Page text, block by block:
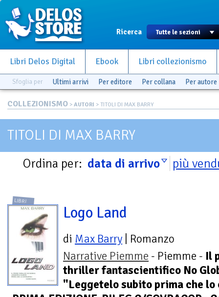
Ricerca
Libri Delos Digital Ebook Libri collezionismo
Sfoglia per Ultimi arrivi Per editore Per collana Per autore
COLLEZIONISMO > AUTORI > TITOLI DI MAX BARRY
TITOLI DI MAX BARRY
Ordina per: data di arrivo più
LIBRI
Logo Land
di Max Barry | Romanzo
Narrative Piemme - Piemme - Il
thriller fantascientifico No
"Leggetelo subito prima che